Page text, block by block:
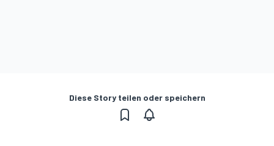
Diese Story teilen oder speichern